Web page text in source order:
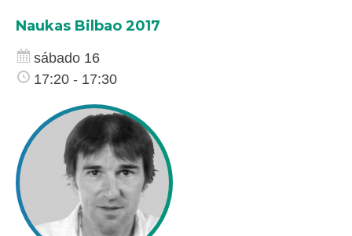
Naukas Bilbao 2017
sábado 16
17:20 - 17:30